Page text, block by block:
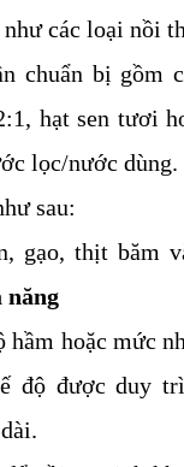
các loại nồi
chuẩn bị gồm
hạt sen tươi
lọc/nước dùng.
sau:
gạo, thịt băm
năng
hầm hoặc mức
độ được duy